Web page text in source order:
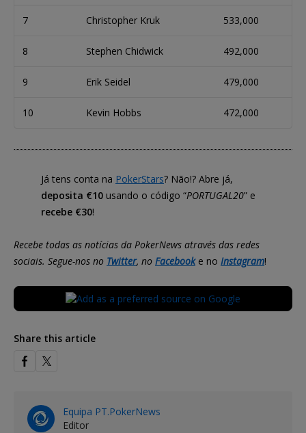
7 Christopher Kruk 533,000
8 Stephen Chidwick 492,000
9 Erik Seidel 479,000
10 Kevin Hobbs 472,000
Já tens conta na PokerStars? Não!? Abre já,
deposita €10 usando o código “PORTUGAL20” e
recebe €30!
Recebe todas as notícias da PokerNews através das redes
sociais. Segue-nos no Twitter, no Facebooke no Instagram!
Share this article
Equipa PT.PokerNews
Editor